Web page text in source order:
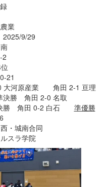
業
2025/9/29
2
21
河原産業 角田 2-1 亘理
勝 角田 2-0 名取
0-2 白石 準優勝
城南合同
スラ学院